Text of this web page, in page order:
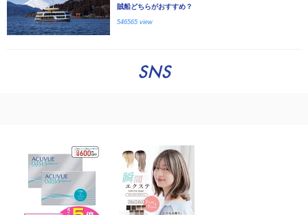
賊船どちらがおすすめ？
546565 view
SNS